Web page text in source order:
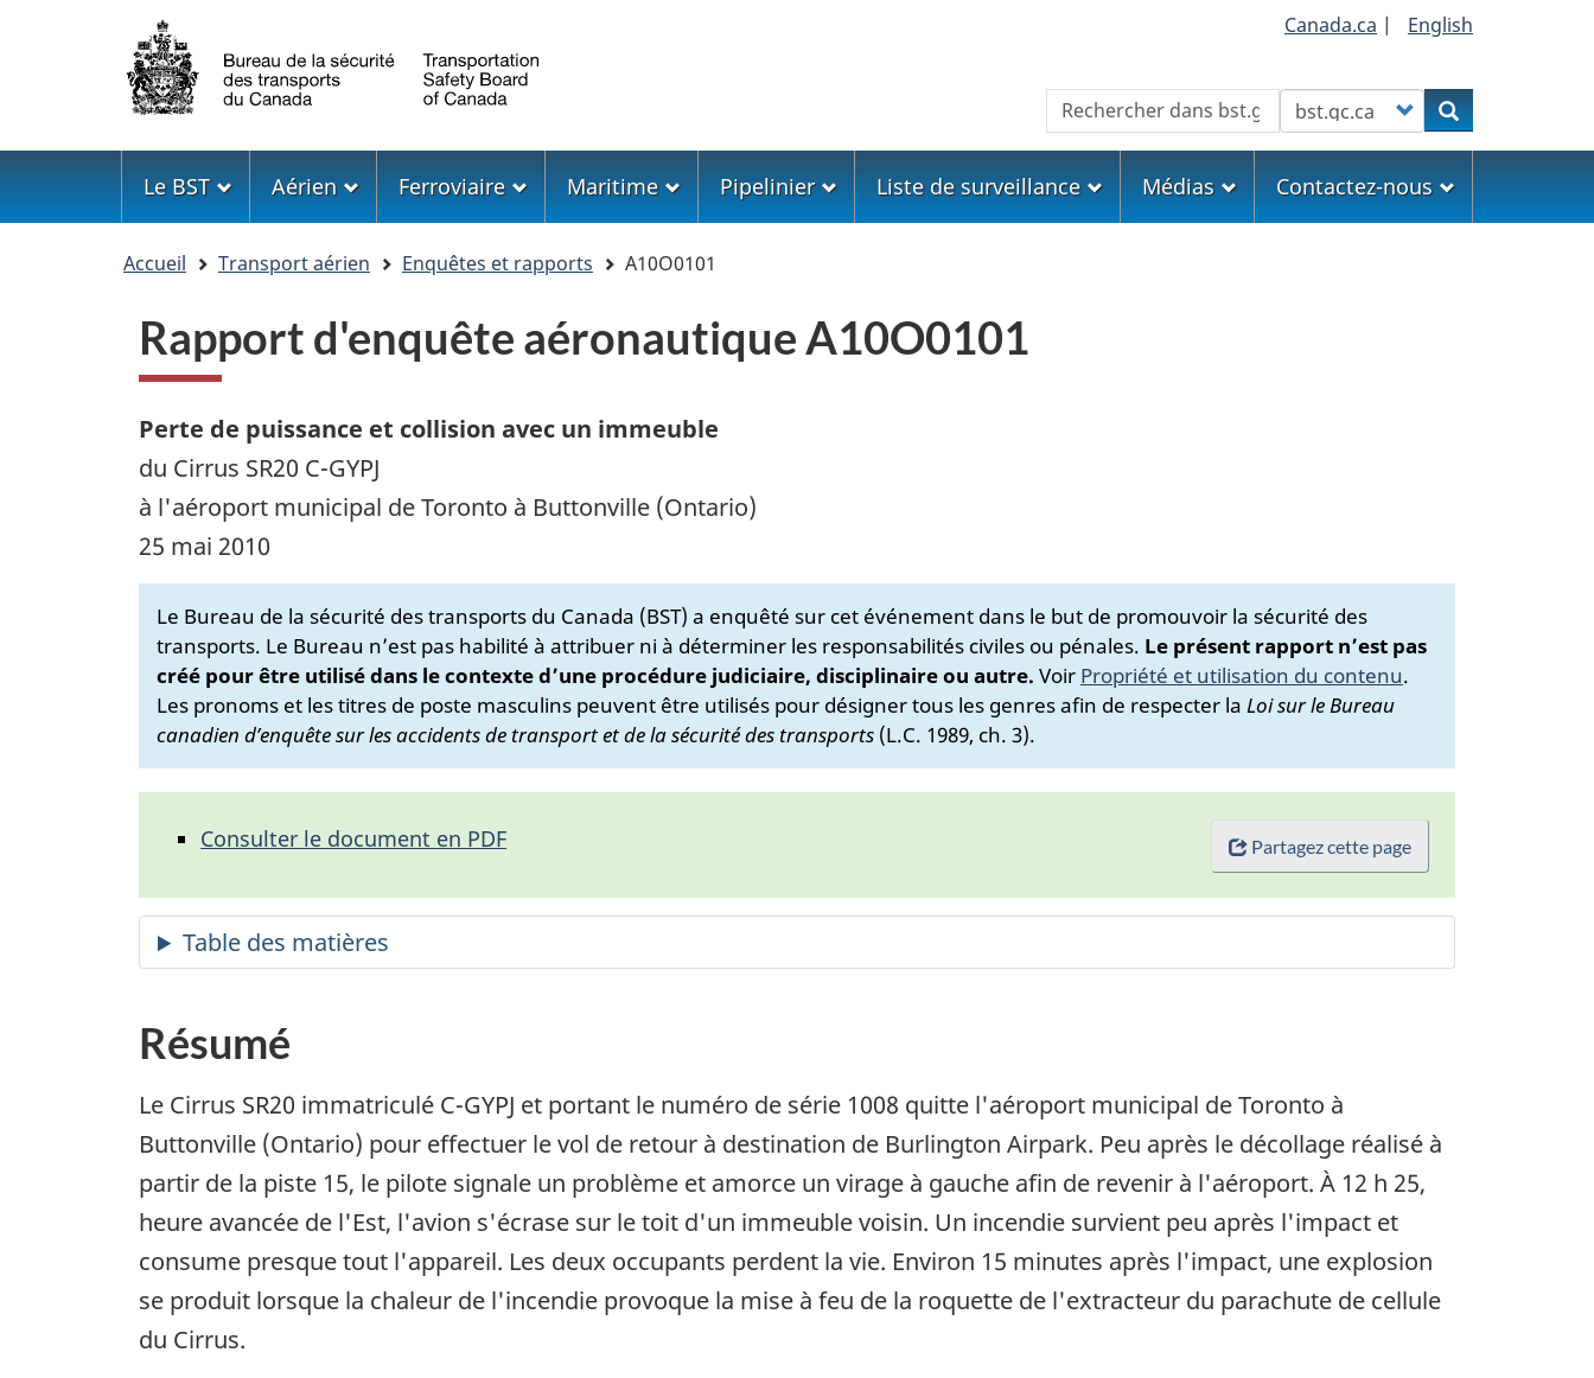
Sélection
de
la
langue
Canada.ca | English
Rechercher Customize your searchRechercher
Menu
Le BST Aérien Ferroviaire Maritime Pipelinier Liste de surveillance Médias Contactez-nous
Accueil Transport aérien Enquêtes et rapports A10O0101
Rapport d'enquête aéronautique A10O0101
Perte de puissance et collision avec un immeuble
du Cirrus SR20 C-GYPJ
à l'aéroport municipal de Toronto à Buttonville (Ontario)
25 mai 2010
Le Bureau de la sécurité des transports du Canada (BST) a enquêté sur cet événement dans le but de promouvoir la sécurité des
transports. Le Bureau n’est pas habilité à attribuer ni à déterminer les responsabilités civiles ou pénales. Le présent rapport n’est pas
créé pour être utilisé dans le contexte d’une procédure judiciaire, disciplinaire ou autre. Voir Propriété et utilisation du contenu.
Les pronoms et les titres de poste masculins peuvent être utilisés pour désigner tous les genres afin de respecter la Loi sur le Bureau
canadien d’enquête sur les accidents de transport et de la sécurité des transports (L.C. 1989, ch. 3).
Partagez cette page
Consulter le document en PDF
Résumé
Le Cirrus SR20 immatriculé C-GYPJ et portant le numéro de série 1008 quitte l'aéroport municipal de Toronto à
Buttonville (Ontario) pour effectuer le vol de retour à destination de Burlington Airpark. Peu après le décollage réalisé à
partir de la piste 15, le pilote signale un problème et amorce un virage à gauche afin de revenir à l'aéroport. À 12 h 25,
heure avancée de l'Est, l'avion s'écrase sur le toit d'un immeuble voisin. Un incendie survient peu après l'impact et
consume presque tout l'appareil. Les deux occupants perdent la vie. Environ 15 minutes après l'impact, une explosion
se produit lorsque la chaleur de l'incendie provoque la mise à feu de la roquette de l'extracteur du parachute de cellule
du Cirrus.